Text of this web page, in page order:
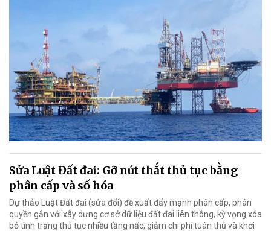
Sửa Luật Đất đai: Gỡ nút thắt thủ tục bằng
phân cấp và số hóa
Dự thảo Luật Đất đai (sửa đổi) đề xuất đẩy mạnh phân cấp, phân
quyền gắn với xây dựng cơ sở dữ liệu đất đai liên thông, kỳ vọng xóa
bỏ tình trạng thủ tục nhiều tầng nấc, giảm chi phí tuân thủ và khơi